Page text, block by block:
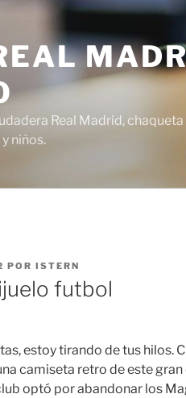
Real Madrid,
niños.
POR ISTERN
futbol
estoy tirando de tus hilos.
camiseta retro de este
optó por abandonar los